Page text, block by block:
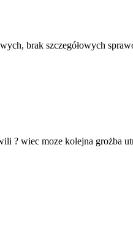
brak szczegółowych
? wiec moze kolejna grożba